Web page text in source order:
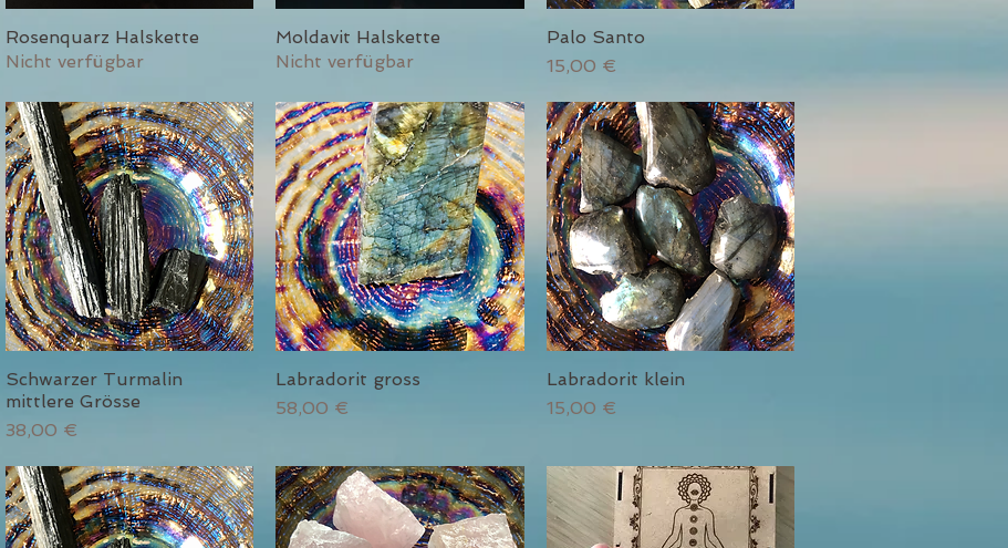
Schnellansicht
Rosenquarz Halskette
Nicht verfügbar
Schnellansicht
Moldavit Halskette
Nicht verfügbar
Schnellansicht
Palo Santo
Preis
15,00 €
Schnellansicht
Schwarzer Turmalin
mittlere Grösse
Preis
38,00 €
Schnellansicht
Labradorit gross
Preis
58,00 €
Schnellansicht
Labradorit klein
Preis
15,00 €